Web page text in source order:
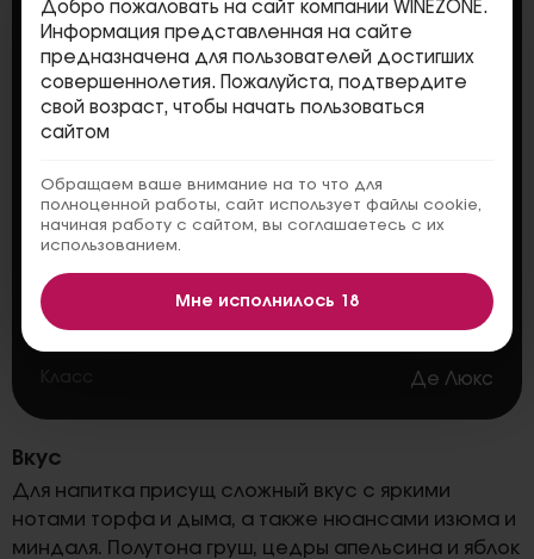
Производитель Johnnie Walker and Sons
Бренд Johnnie Walker
Купажированный
Фильтрация
Крепость
Выдержка 12 лет
Объем 0.7 литра
Де Люкс
Вкус
Для напитка присущ сложный вкус с яркими
нотами торфа и дыма, а также нюансами изюма и
миндаля. Полутона груш, цедры апельсина и яблок
Добро пожаловать на сайт компании WINEZONE.
Информация представленная на сайте
предназначена для пользователей достигших
совершеннолетия. Пожалуйста, подтвердите
свой возраст, чтобы начать пользоваться
сайтом
Обращаем ваше внимание на то что для
полноценной работы, сайт использует файлы cookie,
начиная работу с сайтом, вы соглашаетесь с их
использованием.
Мне исполнилось 18